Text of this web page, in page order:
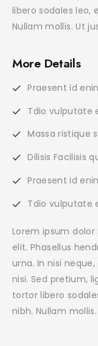
libero sodales leo,
Nullam mollis. Ut
More Details
Praesent id
Tdio vulputate
Massa ristique
Dilisis Facilisis
Praesent id
Tdio vulputate
Lorem ipsum
elit. Phasellus
urna. In nisi
nisi. Sed pretium,
tortor libero
nibh. Nullam